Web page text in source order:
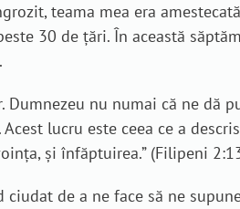
teama mea era
30 de țări. În această
Dumnezeu nu numai că ne dă
lucru este ceea ce a
şi înfăptuirea.” (Filipeni
ciudat de a ne face să ne